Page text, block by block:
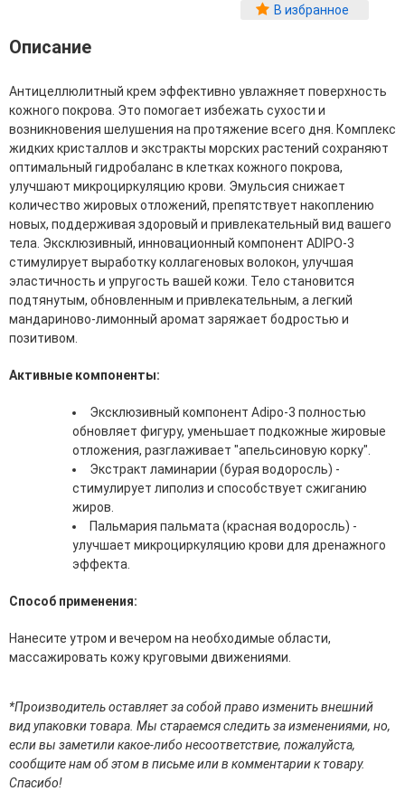
Для Лица
Ампулы для лица
Бальзамы для лица
Гели для лица
Защита от солнца для лица
Карбокситерапия
Кремы для лица
Лосьоны, тоники и мисты для лица
Маски для лица
Масла для лица
Мицеллярная вода
Молочко и сливки для лица
Наборы для ухода за лицом
Пенки и муссы для лица
Скрабы, пилинги и гоммажи для лица
Средства для умывания
эссенции для лица
Уход для губ
Уход для кожи вокруг глаз
Флюиды для лица
Для Тела
Автозагар для тела
Антицеллюлитные средства
Гели для душа
Защита от солнца для тела
Кремы для тела
Масла для тела
Молочко для тела
Мыло
Наборы по уходу за телом
Пены для ванны
В избранное
Описание
Антицеллюлитный крем эффективно увлажняет поверхность
кожного покрова. Это помогает избежать сухости и
возникновения шелушения на протяжение всего дня. Комплекс
жидких кристаллов и экстракты морских растений сохраняют
оптимальный гидробаланс в клетках кожного покрова,
улучшают микроциркуляцию крови. Эмульсия снижает
количество жировых отложений, препятствует накоплению
новых, поддерживая здоровый и привлекательный вид вашего
тела. Эксклюзивный, инновационный компонент ADIPO-3
стимулирует выработку коллагеновых волокон, улучшая
эластичность и упругость вашей кожи. Тело становится
подтянутым, обновленным и привлекательным, а легкий
мандариново-лимонный аромат заряжает бодростью и
позитивом.
Активные компоненты:
Эксклюзивный компонент Adipo-3 полностью
обновляет фигуру, уменьшает подкожные жировые
отложения, разглаживает "апельсиновую корку".
Экстракт ламинарии (бурая водоросль) -
стимулирует липолиз и способствует сжиганию
жиров.
Пальмария пальмата (красная водоросль) -
улучшает микроциркуляцию крови для дренажного
эффекта.
Способ применения:
Нанесите утром и вечером на необходимые области,
массажировать кожу круговыми движениями.
*Производитель оставляет за собой право изменить внешний
вид упаковки товара. Мы стараемся следить за изменениями, но,
если вы заметили какое-либо несоответствие, пожалуйста,
сообщите нам об этом в письме или в комментарии к товару.
Спасибо!